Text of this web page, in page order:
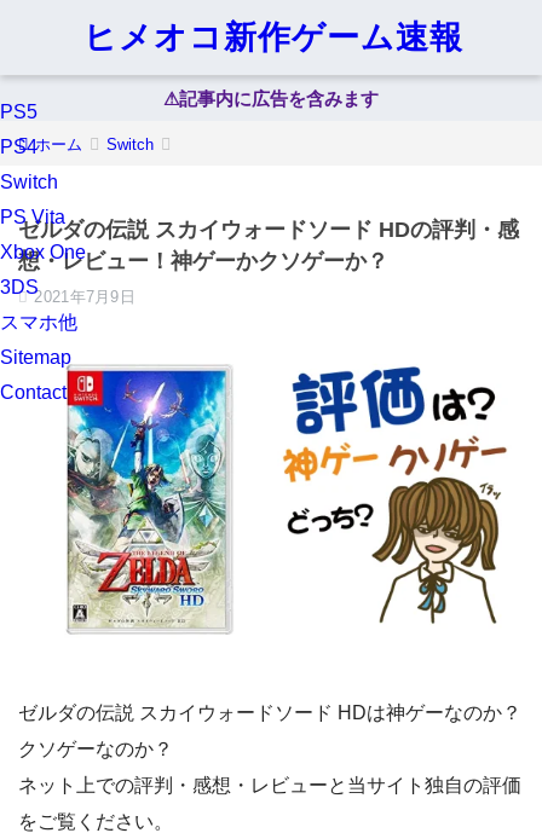
ヒメオコ新作ゲーム速報
PS5
PS4
Switch
PS Vita
Xbox One
3DS
スマホ他
Sitemap
Contact
⚠︎記事内に広告を含みます
ホーム Switch
ゼルダの伝説 スカイウォードソード HDの評判・感
想・レビュー！神ゲーかクソゲーか？
2021年7月9日
ゼルダの伝説 スカイウォードソード HDは神ゲーなのか？
クソゲーなのか？
ネット上での評判・感想・レビューと当サイト独自の評価
をご覧ください。